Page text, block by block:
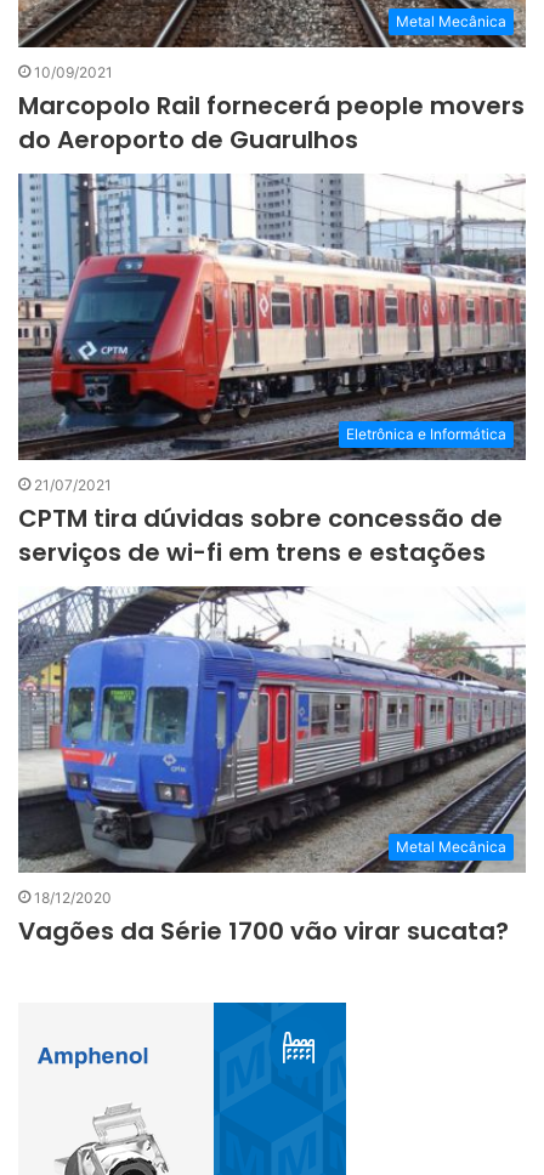
Metal Mecânica
10/09/2021
Marcopolo Rail fornecerá people movers
do Aeroporto de Guarulhos
Eletrônica e Informática
21/07/2021
CPTM tira dúvidas sobre concessão de
serviços de wi-fi em trens e estações
Metal Mecânica
18/12/2020
Vagões da Série 1700 vão virar sucata?